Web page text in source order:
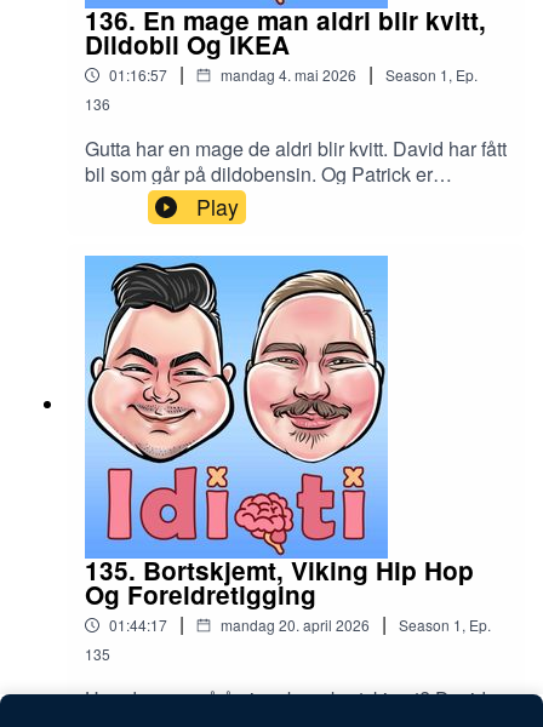
136. En mage man aldri blir kvitt,
Dildobil Og IKEA
01:16:57 | mandag 4. mai 2026 | Season 1, Ep.
136
Gutta har en mage de aldri blir kvitt. David har fått
bil som går på dildobensin. Og Patrick er
forbannet på IKEA.
Play
135. Bortskjemt, Viking Hip Hop
Og Foreldretigging
01:44:17 | mandag 20. april 2026 | Season 1, Ep.
135
Hvordan unngå å gjøre barn bortskjemt? David